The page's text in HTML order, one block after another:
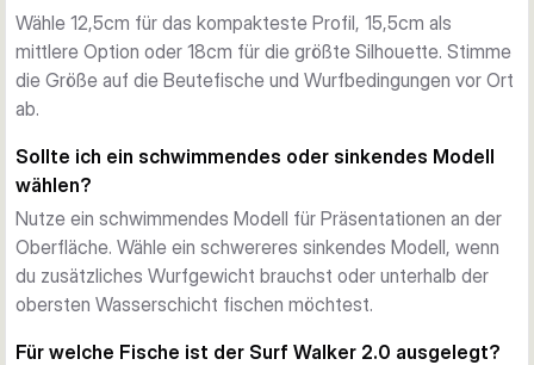
oder unterhalb der obersten Wasserschicht eingesetzt
werden können.
Klarer Angriffspunkt
Drei rote ultraviolette (UV) Punkte nahe dem Schwanz
Zielpunkt direkt über dem hinteren Haken. Dadurch werden
Attacken gezielt in den Hakenbereich gelenkt.
Für Räuber im Salzwasser
Das schlanke Profil, die verbesserte Walking-Aktion und die
SGY Saltwater UAR 3X NP Drillinge eignen sich für die
Küstenangelei auf Wolfsbarsch, Bluefish, Barrakuda, Leerfish
Wähle 12,5cm für das kompakteste Profil, 15,5cm als
mittlere Option oder 18cm für die größte Silhouette. Stimme
die Größe auf die Beutefische und Wurfbedingungen vor Ort
ab.
Sollte ich ein schwimmendes oder sinkendes Modell
wählen?
Nutze ein schwimmendes Modell für Präsentationen an der
Oberfläche. Wähle ein schwereres sinkendes Modell, wenn
du zusätzliches Wurfgewicht brauchst oder unterhalb der
obersten Wasserschicht fischen möchtest.
Für welche Fische ist der Surf Walker 2.0 ausgelegt?